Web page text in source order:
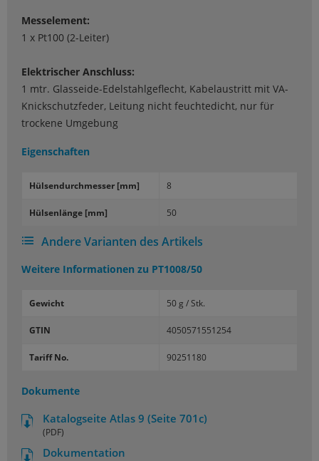
Messelement:
1 x Pt100 (2-Leiter)
Elektrischer Anschluss:
1 mtr. Glasseide-Edelstahlgeflecht, Kabelaustritt mit VA-
Knickschutzfeder, Leitung nicht feuchtedicht, nur für
trockene Umgebung
Eigenschaften
Hül­sen­durch­mes­ser [mm] 8
Hül­sen­län­ge [mm] 50
Andere Varianten des Artikels
Weitere Informationen zu PT1008/50
Gewicht 50 g / Stk.
GTIN 4050571551254
Tariff No. 90251180
Dokumente
Katalogseite Atlas 9 (Seite 701c)
(PDF)
Dokumentation